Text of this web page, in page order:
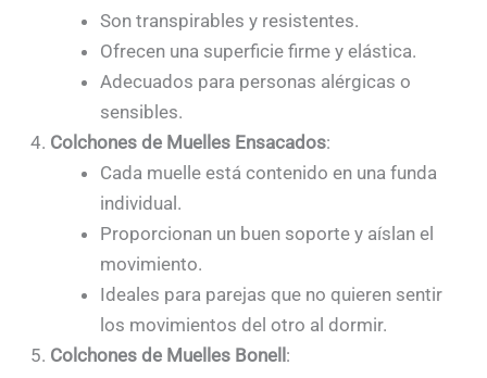
Son transpirables y resistentes.
Ofrecen una superficie firme y elástica.
Adecuados para personas alérgicas o
sensibles.
Colchones de Muelles Ensacados:
Cada muelle está contenido en una funda
individual.
Proporcionan un buen soporte y aíslan el
movimiento.
Ideales para parejas que no quieren sentir
los movimientos del otro al dormir.
Colchones de Muelles Bonell :